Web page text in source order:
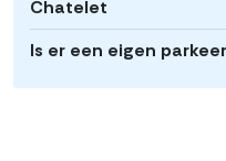
Chatelet
Is er een eigen